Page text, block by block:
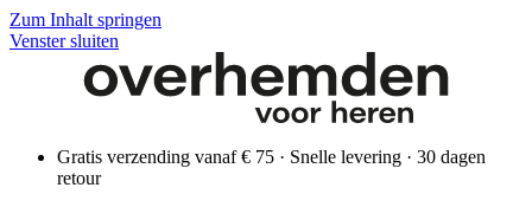
Zum Inhalt springen
Venster sluiten
Gratis verzending vanaf € 75 · Snelle levering · 30 dagen
retour